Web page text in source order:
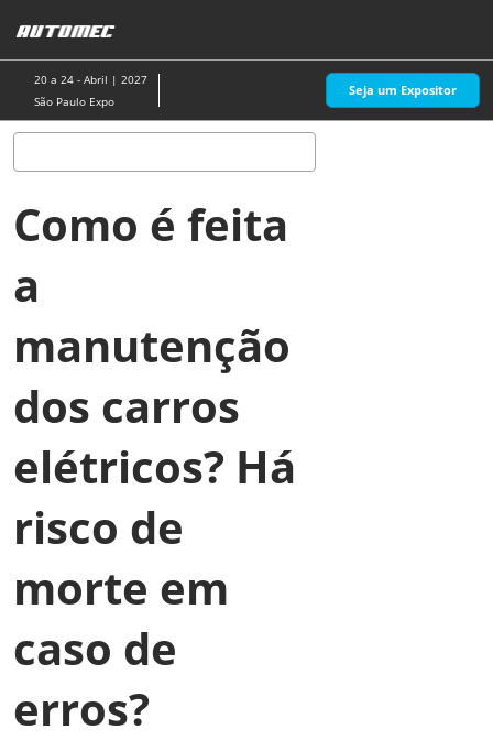
para
o
conteúdo
20 a 24 - Abril | 2027
São Paulo Expo
Seja um Expositor
Como é feita
a
manutenção
dos carros
elétricos? Há
risco de
morte em
caso de
erros?